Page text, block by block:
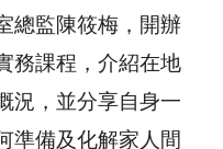
總監陳筱梅，開辦
務課程，介紹在地
況，並分享自身一
準備及化解家人間